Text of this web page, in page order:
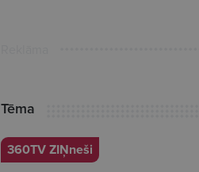
Tēma
360TV ZIŅneši